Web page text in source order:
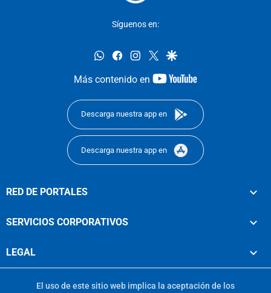
Síguenos en:
whatsappfacebookinstagram
twittergoogle
Más contenido en
youtube-
Descarga nuestra app en
Descarga nuestra app en
RED DE PORTALES
SERVICIOS CORPORATIVOS
LEGAL
El uso de este sitio web implica la aceptación de los